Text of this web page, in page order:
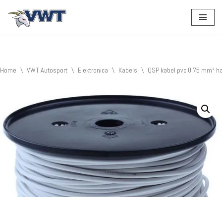
Home \ VWT Autosport \ Elektronica \ Kabels \ QSP kabel pvc 0,75 mm²